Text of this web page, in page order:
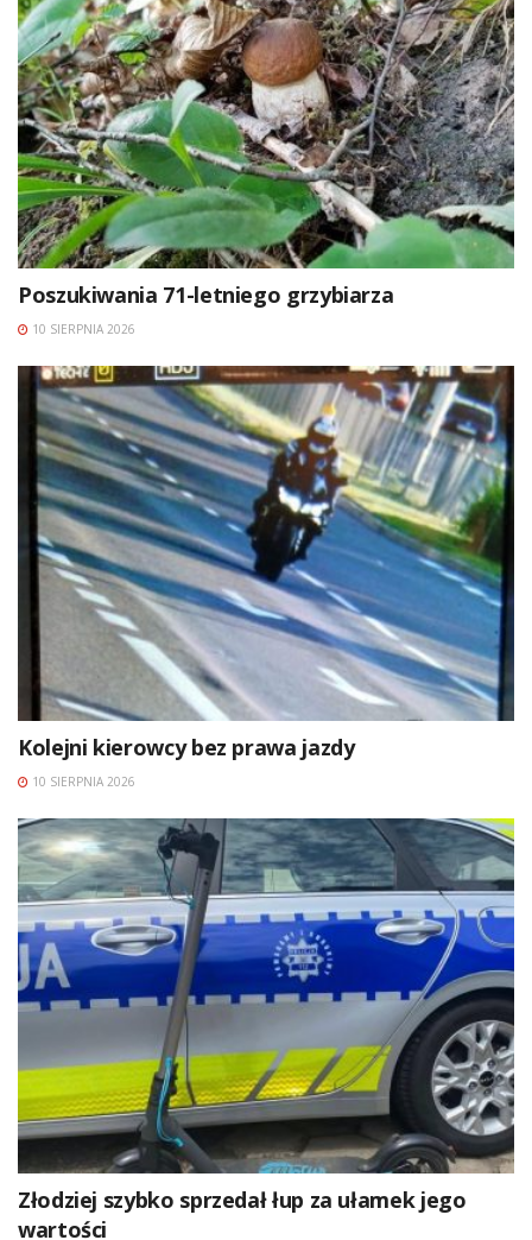
Poszukiwania 71-letniego grzybiarza
10 SIERPNIA 2026
Kolejni kierowcy bez prawa jazdy
10 SIERPNIA 2026
Złodziej szybko sprzedał łup za ułamek jego
wartości